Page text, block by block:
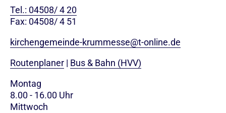
Tel.: 04508/ 4 20
Fax: 04508/ 4 51
kirchengemeinde-krummesse@t-online.de
Routenplaner | Bus & Bahn (HVV)
Montag
8.00 - 16.00 Uhr
Mittwoch